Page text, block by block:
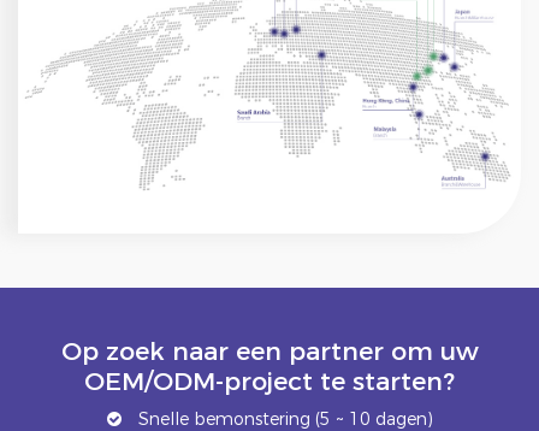
Op zoek naar een partner om uw
OEM/ODM-project te starten?
Snelle bemonstering (5 ~ 10 dagen)